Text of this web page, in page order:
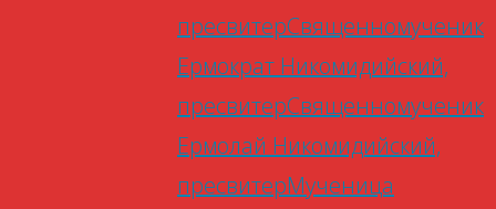
пресвитерСвященномученик
Ермократ Никомидийский,
пресвитерСвященномученик
Ермолай Никомидийский,
пресвитерМученица